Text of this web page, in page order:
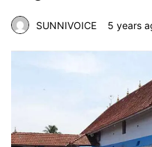
SUNNIVOICE 5 years